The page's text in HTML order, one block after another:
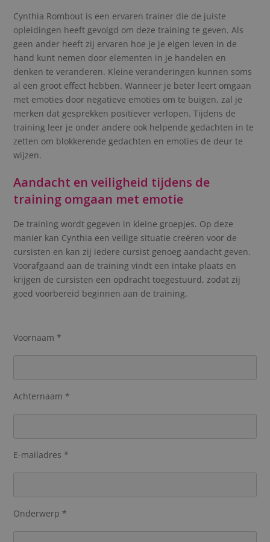
Cynthia Rombout is een ervaren trainer die de juiste
opleidingen heeft gevolgd om deze training te geven. Als
geen ander heeft zij ervaren hoe je je eigen leven in de
hand kunt nemen door elementen in je handelen en
denken te veranderen. Kleine veranderingen kunnen soms
al een groot effect hebben. Wanneer je beter leert omgaan
met emoties door negatieve emoties om te buigen, zal je
merken dat gesprekken positiever verlopen. Tijdens de
training leer je onder andere ook helpende gedachten in te
zetten om blokkerende gedachten en emoties de deur te
wijzen.
Aandacht en veiligheid tijdens de
training omgaan met emotie
De training wordt gegeven in kleine groepjes. Op deze
manier kan Cynthia een veilige situatie creëren voor de
cursisten en kan zij iedere cursist genoeg aandacht geven.
Voorafgaand aan de training vindt een intake plaats en
krijgen de cursisten een opdracht toegestuurd, zodat zij
goed voorbereid beginnen aan de training.
Voornaam *
Achternaam *
E-mailadres *
Onderwerp *